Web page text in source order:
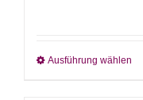
Ausführung wählen